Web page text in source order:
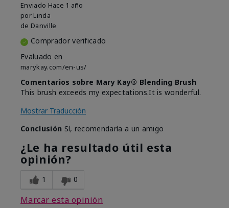
Enviado Hace 1 año
por Linda
de Danville
Comprador verificado
Evaluado en
marykay.com/en-us/
Comentarios sobre Mary Kay® Blending Brush
This brush exceeds my expectations.It is wonderful.
Mostrar Traducción
Conclusión Sí, recomendaría a un amigo
¿Le ha resultado útil esta
opinión?
1 0
Marcar esta opinión